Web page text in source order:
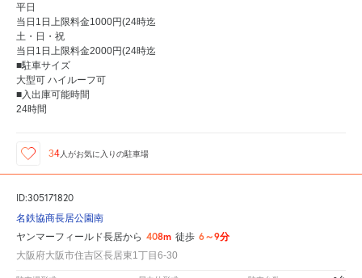
平日
当日1日上限料金1000円(24時迄
土・日・祝
当日1日上限料金2000円(24時迄
■駐車サイズ
大型可 ハイルーフ可
■入出庫可能時間
24時間
34 人がお気に入りの駐車場
ID:305171820
名鉄協商長居公園南
ヤンマーフィールド長居から 408m 徒歩 6～9分
大阪府大阪市住吉区長居東1丁目6-30